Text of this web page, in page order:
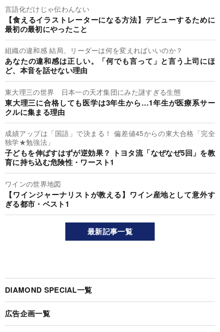
言語化だけじゃ伝わんない
【食えるイラストレーターになる方法】デビューするために
最初の最初にやったこと
組織の違和感 結局、リーダーは何を変えればいいのか？
あなたの違和感は正しい。「何でも言って」と言う上司にほ
ど、本音を話せない理由
東大理三の世界 日本一の天才集団にみた謎すぎる生態
東大理三に合格しても医学は3年生から…1年生が医療系サー
クルに集まる理由
成績アップは「国語」で決まる！ 偏差値45からの東大合格「完全
独学★勉強法」
子どもを伸ばすはずが逆効果？ トヨタ流「なぜなぜ5回」を教
育に持ち込む危険性・ワースト1
ワインの世界地図
【ワインジャーナリストが教える】ワイン産地として意外す
ぎる都市・ベスト1
最新記事一覧
DIAMOND SPECIAL一覧
広告企画一覧